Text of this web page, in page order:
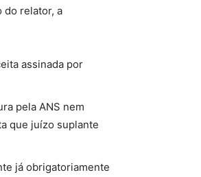
do relator, a
assinada por
pela ANS nem
que juízo suplante
já obrigatoriamente